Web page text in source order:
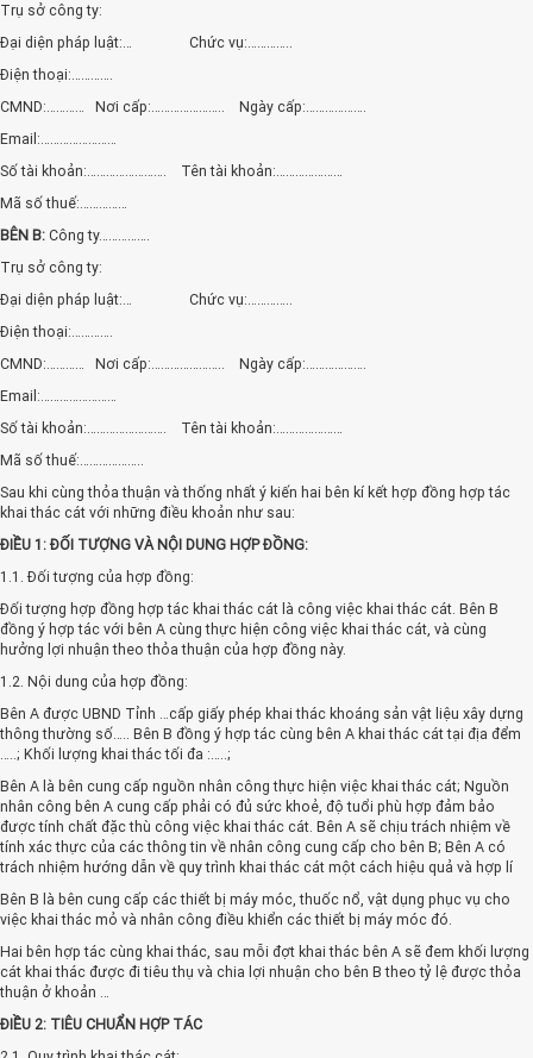
Trụ sở công ty:
Đại diện pháp luật:… Chức vụ:…………..
Điện thoại:………….
CMND:………… Nơi cấp:………………….. Ngày cấp:……………….
Email:……………………
Số tài khoản:……………………. Tên tài khoản:…………………
Mã số thuế:……………
BÊN B: Công ty…………….
Trụ sở công ty:
Đại diện pháp luật:… Chức vụ:…………..
Điện thoại:………….
CMND:………… Nơi cấp:………………….. Ngày cấp:……………….
Email:……………………
Số tài khoản:……………………. Tên tài khoản:…………………
Mã số thuế:………………..
Sau khi cùng thỏa thuận và thống nhất ý kiến hai bên kí kết hợp đồng hợp tác
khai thác cát với những điều khoản như sau:
ĐIỀU 1: ĐỐI TƯỢNG VÀ NỘI DUNG HỢP ĐỒNG:
1.1. Đối tượng của hợp đồng:
Đối tượng hợp đồng hợp tác khai thác cát là công việc khai thác cát. Bên B
đồng ý hợp tác với bên A cùng thực hiện công việc khai thác cát, và cùng
hưởng lợi nhuận theo thỏa thuận của hợp đồng này.
1.2. Nội dung của hợp đồng:
Bên A được UBND Tỉnh …cấp giấy phép khai thác khoáng sản vật liệu xây dựng
thông thường số….. Bên B đồng ý hợp tác cùng bên A khai thác cát tại địa đểm
…..; Khối lượng khai thác tối đa :…..;
Bên A là bên cung cấp nguồn nhân công thực hiện việc khai thác cát; Nguồn
nhân công bên A cung cấp phải có đủ sức khoẻ, độ tuổi phù hợp đảm bảo
được tính chất đặc thù công việc khai thác cát. Bên A sẽ chịu trách nhiệm về
tính xác thực của các thông tin về nhân công cung cấp cho bên B; Bên A có
trách nhiệm hướng dẫn về quy trình khai thác cát một cách hiệu quả và hợp lí
Bên B là bên cung cấp các thiết bị máy móc, thuốc nổ, vật dụng phục vụ cho
việc khai thác mỏ và nhân công điều khiển các thiết bị máy móc đó.
Hai bên hợp tác cùng khai thác, sau mỗi đợt khai thác bên A sẽ đem khối lượng
cát khai thác được đi tiêu thụ và chia lợi nhuận cho bên B theo tỷ lệ được thỏa
thuận ở khoản …
ĐIỀU 2: TIÊU CHUẨN HỢP TÁC